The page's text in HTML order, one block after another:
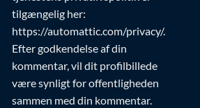
tilgængelig her:
https://automattic.com/privacy/.
Efter godkendelse af din
kommentar, vil dit profilbillede
være synligt for offentligheden
sammen med din kommentar.